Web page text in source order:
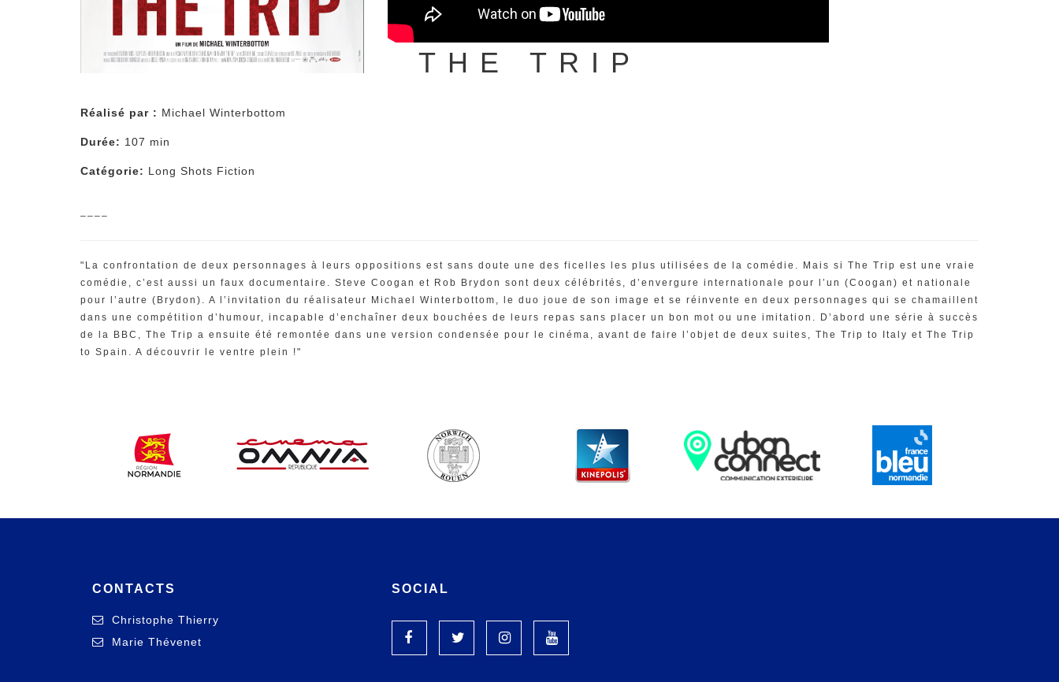
THE TRIP
Réalisé par : Michael Winterbottom
Durée: 107 min
Catégorie: Long Shots Fiction
––––
"La confrontation de deux personnages à leurs oppositions est sans doute une des ficelles les plus utilisées de la comédie. Mais si The Trip est une vraie
comédie, c’est aussi un faux documentaire. Steve Coogan et Rob Brydon sont deux célébrités, d’envergure internationale pour l’un (Coogan) et nationale
pour l’autre (Brydon). A l’invitation du réalisateur Michael Winterbottom, le duo joue de son image et se réinvente en deux personnages qui se chamaillent
dans une compétition d’humour, incapable d’enchaîner deux bouchées de leurs repas sans placer un bon mot ou une imitation. D’abord une série à succès
de la BBC, The Trip a ensuite été remontée dans une version condensée pour le cinéma, avant de faire l’objet de deux suites, The Trip to Italy et The Trip
to Spain. A découvrir le ventre plein !"
CONTACTS
Christophe Thierry
Marie Thévenet
SOCIAL